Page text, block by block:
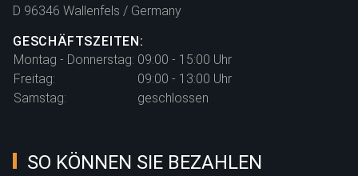
D 96346 Wallenfels / Germany
GESCHÄFTSZEITEN:
Montag - Donnerstag: 09:00 - 15:00 Uhr
Freitag:
09:00 - 13:00 Uhr
Samstag:
geschlossen
SO KÖNNEN SIE BEZAHLEN